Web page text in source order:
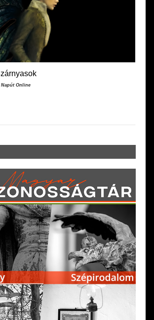
Napút Online